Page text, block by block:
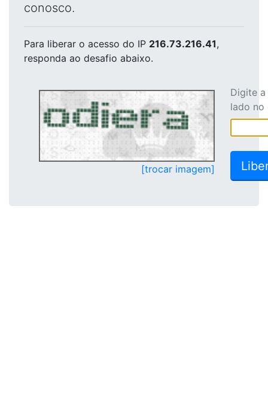
conosco.
Para liberar o acesso do IP 216.73.216.41,
responda ao desafio abaixo.
[trocar imagem]
Digite
lado no